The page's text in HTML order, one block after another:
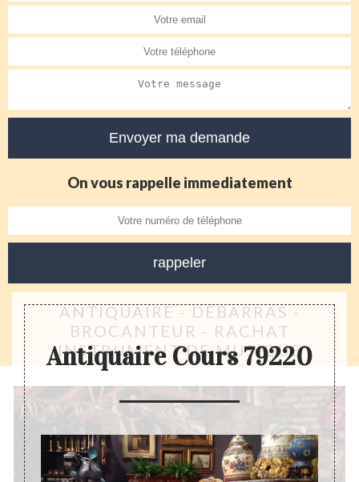
On vous rappelle immediatement
ANTIQUAIRE - DÉBARRAS -
BROCANTEUR - RACHAT
INSTRUMENT DE MUSIQUE
Antiquaire Cours 79220